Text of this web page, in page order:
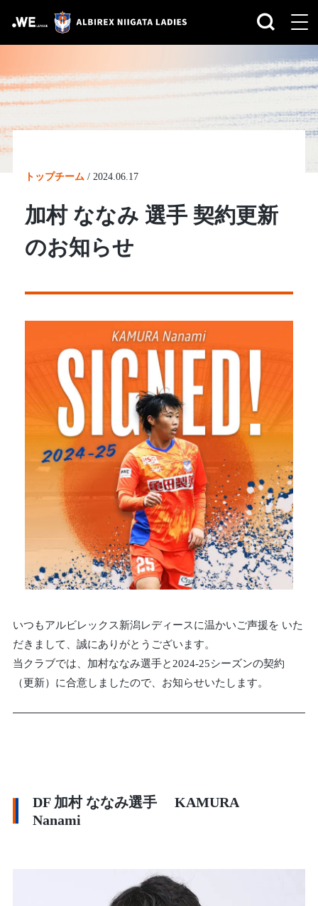
トップチーム / 2024.06.17
加村 ななみ 選手 契約更新
のお知らせ
いつもアルビレックス新潟レディースに温かいご声援を いた
だきまして、誠にありがとうございます。
当クラブでは、加村ななみ選手と2024-25シーズンの契約
（更新）に合意しましたので、お知らせいたします。
DF 加村 ななみ選手 KAMURA
Nanami